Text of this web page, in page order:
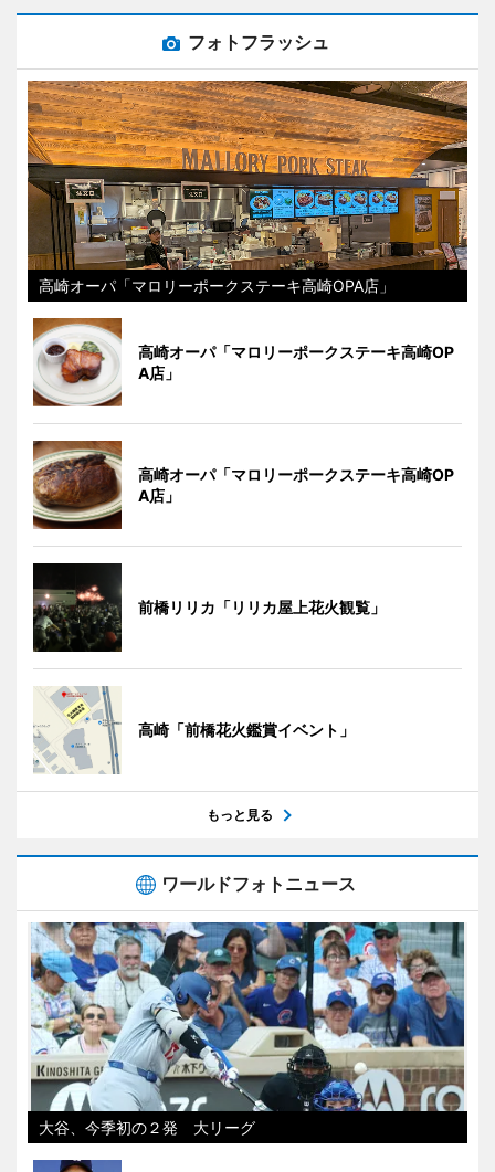
フォトフラッシュ
高崎オーパ「マロリーポークステーキ高崎OPA店」
高崎オーパ「マロリーポークステーキ高崎OP
A店」
高崎オーパ「マロリーポークステーキ高崎OP
A店」
前橋リリカ「リリカ屋上花火観覧」
高崎「前橋花火鑑賞イベント」
もっと見る
ワールドフォトニュース
大谷、今季初の２発 大リーグ